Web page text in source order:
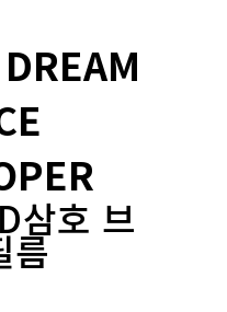
삼호 브
름